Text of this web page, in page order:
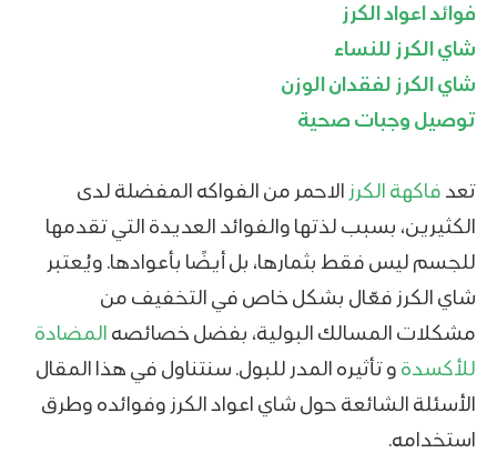
فوائد اعواد الكرز
شاي الكرز للنساء
شاي الكرز لفقدان الوزن
توصيل وجبات صحية
تعد فاكهة الكرز الاحمر من الفواكه المفضلة لدى
الكثيرين، بسبب لذتها والفوائد العديدة التي تقدمها
للجسم ليس فقط بثمارها، بل أيضًا بأعوادها. ويُعتبر
شاي الكرز فعّال بشكل خاص في التخفيف من
مشكلات المسالك البولية، بفضل خصائصه المضادة
للأكسدة و تأثيره المدر للبول. سنتناول في هذا المقال
الأسئلة الشائعة حول شاي اعواد الكرز وفوائده وطرق
استخدامه.